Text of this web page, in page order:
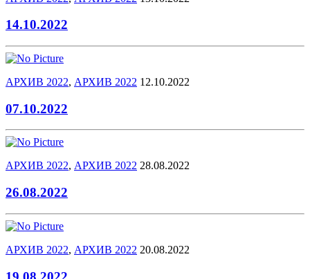
14.10.2022
АРХИВ 2022, АРХИВ 2022 12.10.2022
07.10.2022
АРХИВ 2022, АРХИВ 2022 28.08.2022
26.08.2022
АРХИВ 2022, АРХИВ 2022 20.08.2022